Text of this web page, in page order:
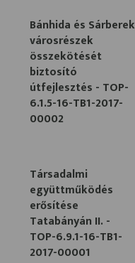
Bánhida és Sárberek
városrészek
összekötését
biztosító
útfejlesztés - TOP-
6.1.5-16-TB1-2017-
00002
Társadalmi
együttműködés
erősítése
Tatabányán II. -
TOP-6.9.1-16-TB1-
2017-00001